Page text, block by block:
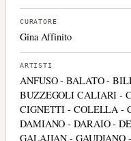
CURATORE
Gina Affinito
ARTISTI
ANFUSO - BALATO -
BUZZEGOLI CALIARI -
CIGNETTI - COLELLA -
DAMIANO - DARAIO -
GALAJIAN - GAUDIANO